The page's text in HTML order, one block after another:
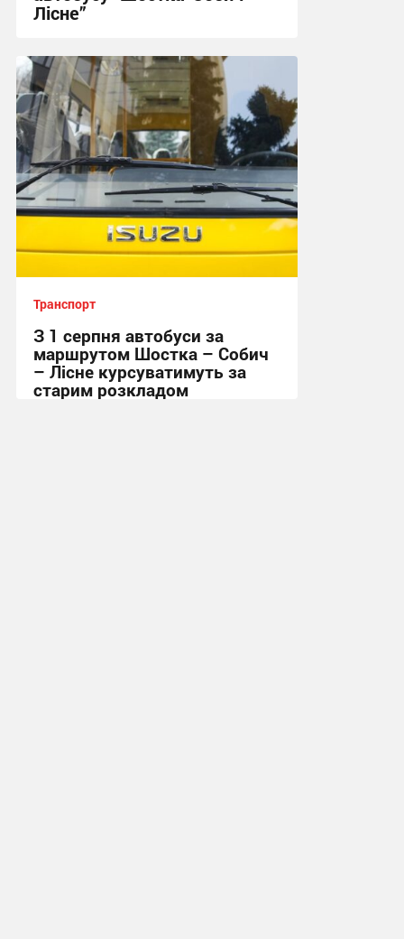
Лісне”
11:03, 3.08.2026
Транспорт
З 1 серпня автобуси за
маршрутом Шостка – Собич
– Лісне курсуватимуть за
старим розкладом